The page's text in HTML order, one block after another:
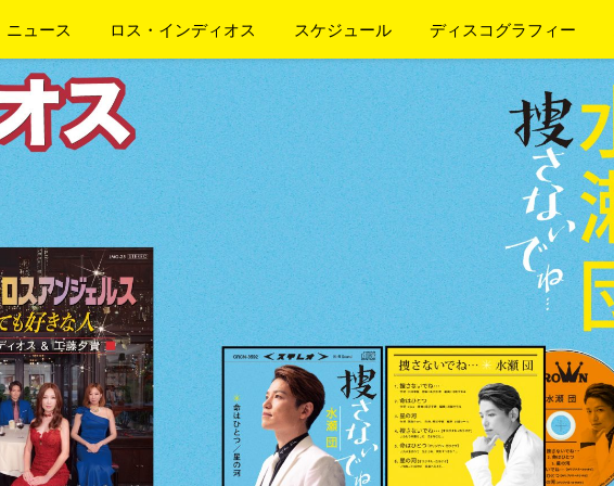
ニュース ロス・インディオス スケジュール ディスコグラフィー